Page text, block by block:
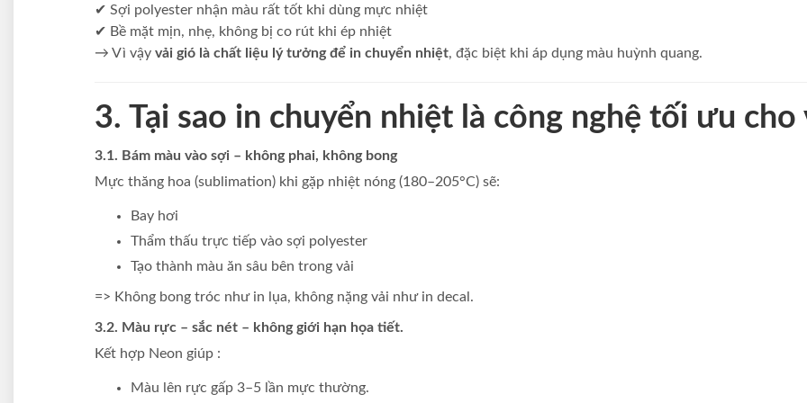
✔ Sợi polyester nhận màu rất tốt khi dùng mực nhiệt
✔ Bề mặt mịn, nhẹ, không bị co rút khi ép nhiệt
→ Vì vậy vải gió là chất liệu lý tưởng để in chuyển nhiệt, đặc biệt khi áp dụng màu huỳnh quang.
3. Tại sao in chuyển nhiệt là công nghệ tối ưu cho
3.1. Bám màu vào sợi – không phai, không bong
Mực thăng hoa (sublimation) khi gặp nhiệt nóng (180–205°C) sẽ:
Bay hơi
Thẩm thấu trực tiếp vào sợi polyester
Tạo thành màu ăn sâu bên trong vải
=> Không bong tróc như in lụa, không nặng vải như in decal.
3.2. Màu rực – sắc nét – không giới hạn họa tiết.
Kết hợp Neon giúp :
Màu lên rực gấp 3–5 lần mực thường.